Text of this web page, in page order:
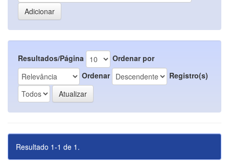
Resultados/Página
Ordenar por
Ordenar
Registro(s)
Resultado 1-1 de 1.